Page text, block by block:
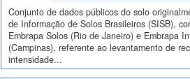
Conjunto de dados públicos do solo
de Informação de Solos Brasileiros (SISB),
Embrapa Solos (Rio de Janeiro) e Embrapa
(Campinas), referente ao levantamento de
intensidade...